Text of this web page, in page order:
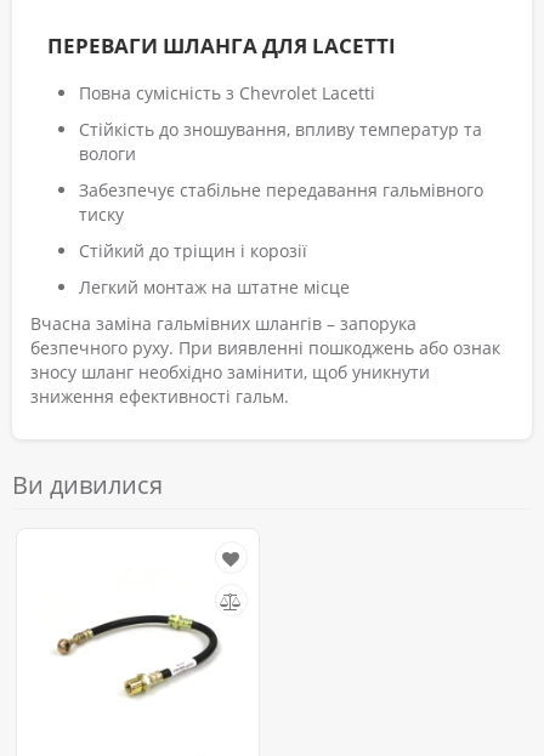
ПЕРЕВАГИ ШЛАНГА ДЛЯ LACETTI
Повна сумісність з Chevrolet Lacetti
Стійкість до зношування, впливу температур та
вологи
Забезпечує стабільне передавання гальмівного
тиску
Стійкий до тріщин і корозії
Легкий монтаж на штатне місце
Вчасна заміна гальмівних шлангів – запорука
безпечного руху. При виявленні пошкоджень або ознак
зносу шланг необхідно замінити, щоб уникнути
зниження ефективності гальм.
Ви дивилися